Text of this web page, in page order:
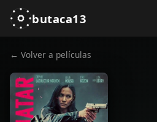
butaca13
← Volver a películas